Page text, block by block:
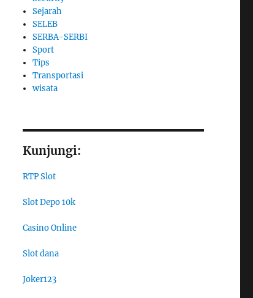
Sejarah
SELEB
SERBA-SERBI
Sport
Tips
Transportasi
wisata
Kunjungi:
RTP Slot
Slot Depo 10k
Casino Online
Slot dana
Joker123